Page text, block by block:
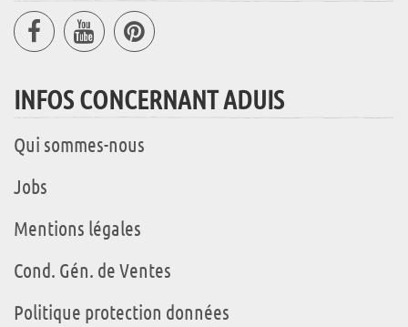
INFOS CONCERNANT ADUIS
Qui sommes-nous
Jobs
Mentions légales
Cond. Gén. de Ventes
Politique protection données